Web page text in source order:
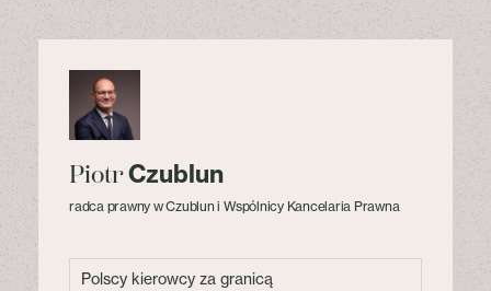
PiotrCzublun
radca prawny w Czublun i Wspólnicy Kancelaria Prawna
Polscy kierowcy za granicą